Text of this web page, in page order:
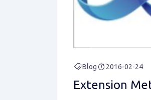
Blog 2016-02-24
Extension